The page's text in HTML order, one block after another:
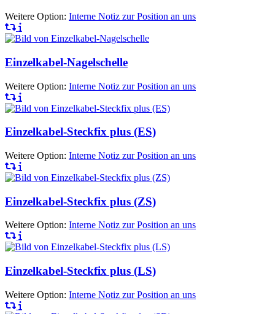
Weitere Option: Interne Notiz zur Position an uns
Einzelkabel-Nagelschelle
Weitere Option: Interne Notiz zur Position an uns
Einzelkabel-Steckfix plus (ES)
Weitere Option: Interne Notiz zur Position an uns
Einzelkabel-Steckfix plus (ZS)
Weitere Option: Interne Notiz zur Position an uns
Einzelkabel-Steckfix plus (LS)
Weitere Option: Interne Notiz zur Position an uns